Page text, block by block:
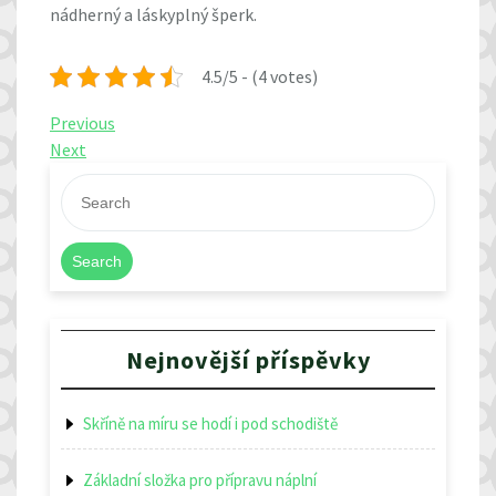
nádherný a láskyplný šperk.
4.5/5 - (4 votes)
Navigace
pro
příspěvek
Previous
Post
Previous
Next
Post
Next
Search
Nejnovější příspěvky
Skříně na míru se hodí i pod schodiště
Základní složka pro přípravu náplní